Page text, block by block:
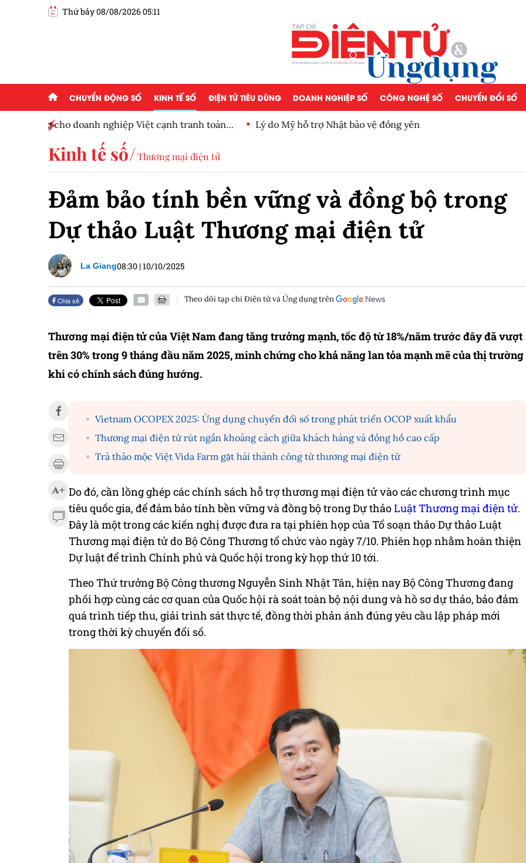
Thứ bảy 08/08/2026 05:11
CHUYỂN ĐỘNG SỐ KINH TẾ SỐ ĐIỆN TỬ TIÊU DÙNG DOANH NGHIỆP SỐ CÔNG NGHỆ SỐ CHUYỂN ĐỔI SỐ
Lý do Mỹ hỗ trợ Nhật bảo vệ đồng yên Bộ Y tế chưa cấp phép làm
Kinh tế số Thương mại điện tử
Đảm bảo tính bền vững và đồng bộ trong
Dự thảo Luật Thương mại điện tử
La Giang08:30 |10/10/2025
Chia sẻ Theo dõi tạp chí Điện tử và Ứng dụng trên
Thương mại điện tử của Việt Nam đang tăng trưởng mạnh, tốc độ từ 18%/năm trước đây đã vượt
trên 30% trong 9 tháng đầu năm 2025, minh chứng cho khả năng lan tỏa mạnh mẽ của thị trường
khi có chính sách đúng hướng.
Vietnam OCOPEX 2025: Ứng dụng chuyển đổi số trong phát triển OCOP xuất khẩu
Thương mại điện tử rút ngắn khoảng cách giữa khách hàng và đồng hồ cao cấp
Trà thảo mộc Việt Vida Farm gặt hái thành công từ thương mại điện tử
Do đó, cần lồng ghép các chính sách hỗ trợ thương mại điện tử vào các chương trình mục
tiêu quốc gia, để đảm bảo tính bền vững và đồng bộ trong Dự thảoLuật Thương mại điện tử.
Đây là một trong các kiến nghị được đưa ra tại phiên họp của Tổ soạn thảo Dự thảo Luật
Thương mại điện tử do Bộ Công Thương tổ chức vào ngày 7/10. Phiên họp nhằm hoàn thiện
Dự luật để trình Chính phủ và Quốc hội trong kỳ họp thứ 10 tới.
Theo Thứ trưởng Bộ Công thương Nguyễn Sinh Nhật Tân, hiện nay Bộ Công Thương đang
phối hợp cùng các cơ quan của Quốc hội rà soát toàn bộ nội dung và hồ sơ dự thảo, bảo đảm
quá trình tiếp thu, giải trình sát thực tế, đồng thời phản ánh đúng yêu cầu lập pháp mới
trong thời kỳ chuyển đổi số.